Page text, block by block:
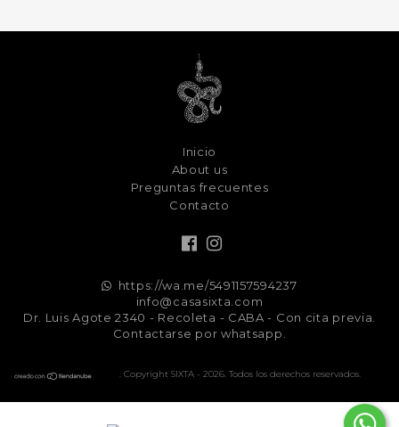
Inicio
About us
Preguntas frecuentes
Contacto
https://wa.me/5491157594237
info@casasixta.com
Dr. Luis Agote 2340 - Recoleta - CABA - Con cita previa.
Contactarse por whatsapp.
. Copyright SIXTA - 2026. Todos los derechos reservados.